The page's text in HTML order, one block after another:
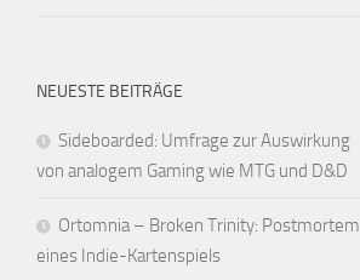
NEUESTE BEITRÄGE
Sideboarded: Umfrage zur Auswirkung
von analogem Gaming wie MTG und D&D
Ortomnia – Broken Trinity: Postmortem
eines Indie-Kartenspiels